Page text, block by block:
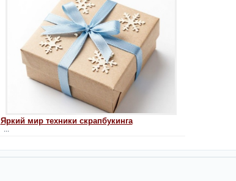
Яркий мир техники скрапбукинга
...